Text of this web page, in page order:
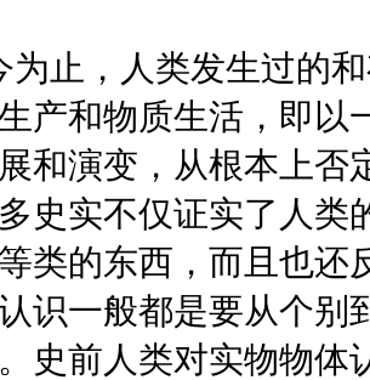
止，人类发生过的
产和物质生活，即以
和演变，从根本上否
史实不仅证实了人类
类的东西，而且也还
识一般都是要从个别
史前人类对实物物体